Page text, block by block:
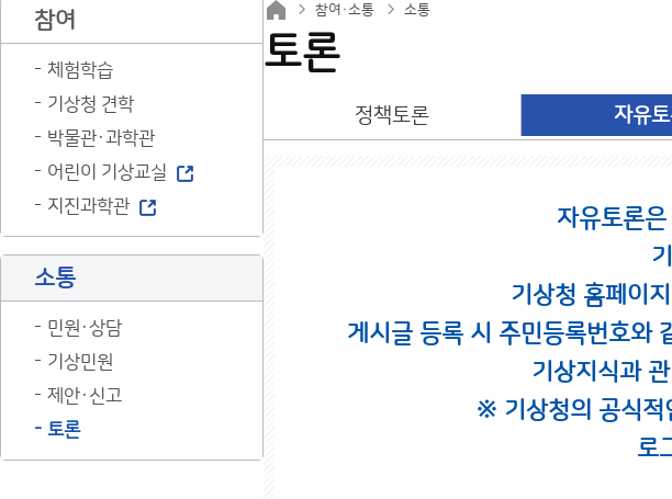
참여
체험학습
기상청 견학
박물관·과학관
어린이 기상교실
지진과학관
소통
민원·상담
기상민원
제안·신고
토론
참여·소통 소통
토론
정책토론 자유
자유토론
기상청 홈페이
게시글 등록 시 주민등록번호와
기상지식과
※ 기상청의 공식적
로